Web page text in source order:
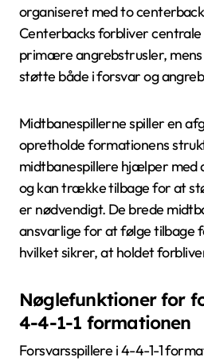
organiseret med to
Centerbacks forbliver
primære angrebstrusler,
støtte både i forsvar og
Midtbanespillerne spiller en
opretholde formationens
midtbanespillere hjælper med
og kan trække tilbage for at
er nødvendigt. De brede
ansvarlige for at følge tilbage
hvilket sikrer, at holdet
Nøglefunktioner for
4-4-1-1 formationen
Forsvarsspillere i 4-4-1-1